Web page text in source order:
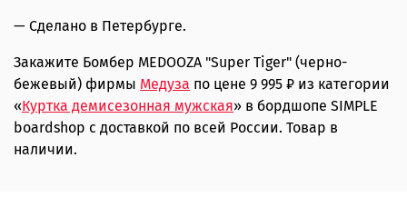
— Сделано в Петербурге.
Закажите Бомбер MEDOOZA "Super Tiger" (черно-
бежевый) фирмы Медуза по цене 9 995 ₽ из категории
«Куртка демисезонная мужская» в бордшопе SIMPLE
boardshop с доставкой по всей России. Товар в
наличии.